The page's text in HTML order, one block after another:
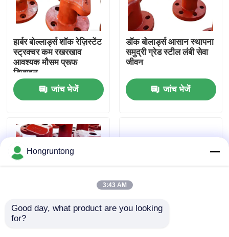
वीडियो
हमारे बारे में
कारखाना भ्रमण
गुणवत्ता नियंत्रण
एक उद्धरण का अनुरोध करें
डॉक रबर फेंडर
हार्बर बोल्लार्ड्स शॉक रेज़िस्टेंट
स्ट्रक्चर कम रखरखाव
आवश्यक मौसम प्रूफ
डिज़ाइन
जांच भेजें
डॉक बोलार्ड्स आसान स्थापना
समुद्री ग्रेड स्टील लंबी सेवा
जीवन
जांच भेजें
लंगर लगाने वाले बोलार्ड्स भारी
Hongruntong
3:43 AM
Good day, what product are you looking
for?